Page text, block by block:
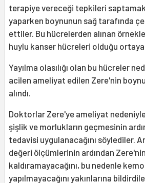
terapiye vereceği tepkileri
yaparken boynunun sağ tarafında
ettiler. Bu hücrelerden alınan
huylu kanser hücreleri olduğu ortaya
Yayılma olasılığı olan bu hücreler
acilen ameliyat edilen Zere'nin
alındı.
Doktorlar Zere'ye ameliyat
şişlik ve morlukların geçmesinin
tedavisi uygulanacağını söylediler.
değeri ölçümlerinin ardından
kaldıramayacağını, bu nedenle
yapılmayacağını yakınlarına